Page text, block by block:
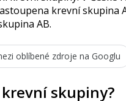
krevní skupina
AB.
oblíbené zdroje na Googlu
krevní skupiny?